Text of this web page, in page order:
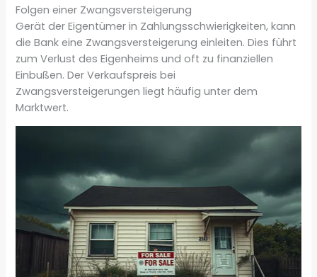
Folgen einer Zwangsversteigerung
Gerät der Eigentümer in Zahlungsschwierigkeiten, kann
die Bank eine Zwangsversteigerung einleiten. Dies führt
zum Verlust des Eigenheims und oft zu finanziellen
Einbußen. Der Verkaufspreis bei
Zwangsversteigerungen liegt häufig unter dem
Marktwert.